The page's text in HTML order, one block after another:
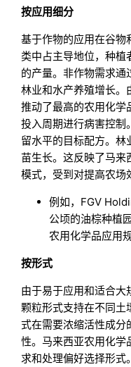
按应用细分
基于作物的应用在谷物
类中占主导地位，种植
的产量。非作物需求通
林业和水产养殖增长。
推动了最高的农用化学
投入周期进行病害控制
留水平的目标配方。林
苗生长。这反映了马来
模式，受到对提高农场
例如，FGV
公顷的油棕种植
农用化学品应用规
按形式
由于易于应用和适合大
颗粒形式支持在不同土
式在需要浓缩活性成分
性。马来西亚农用化学
求和处理偏好选择形式